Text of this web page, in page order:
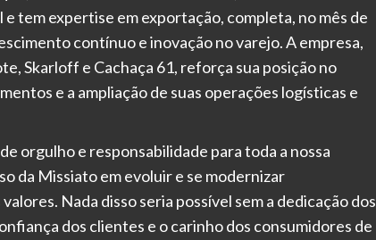
tem expertise em exportação, completa, no mês de
contínuo e inovação no varejo. A empresa,
Skarloff e Cachaça 61, reforça sua posição no
e a ampliação de suas operações logísticas e
orgulho e responsabilidade para toda a nossa
da Missiato em evoluir e se modernizar
Nada disso seria possível sem a dedicação dos
dos clientes e o carinho dos consumidores de